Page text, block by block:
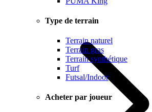
Type de terrain
Terrain naturel
Terrain gras
Terrain synthétique
Turf
Futsal/Indoor
Acheter par joueur